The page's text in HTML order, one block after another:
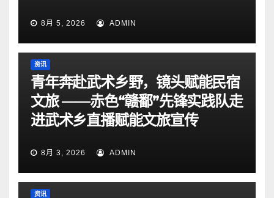
8月 5, 2026 ADMIN
资讯
青年奔赴武术乡野，镜头赋能民宿
文旅 ——赤色“赣鄱”先锋实践队走
进武术乡直播赋能文旅宣传
8月 3, 2026 ADMIN
资讯